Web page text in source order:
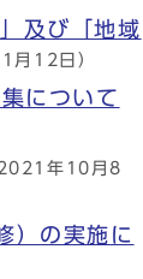
及び「地域
月12日）
について
2021年10月8
）の実施に